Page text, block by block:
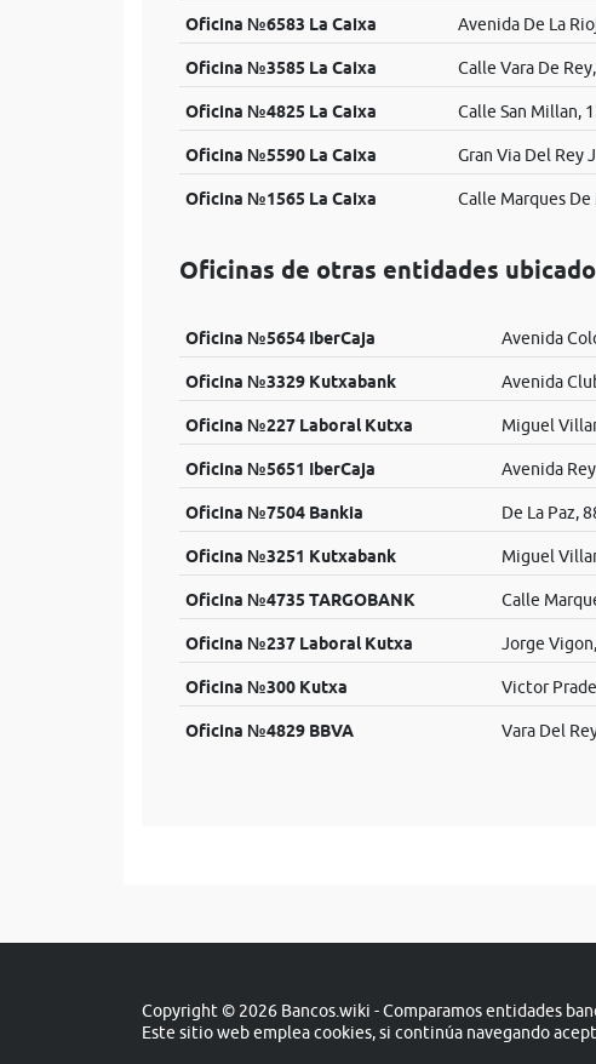
Oficina №6583 La Caixa Avenida De La
Oficina №3585 La Caixa Calle Vara De
Oficina №4825 La Caixa Calle San Millan,
Oficina №5590 La Caixa Gran Via Del Rey
Oficina №1565 La Caixa Calle Marques
Oficinas de otras entidades
Oficina №5654 IberCaja Avenida
Oficina №3329 Kutxabank Avenida
Oficina №227 Laboral Kutxa Miguel
Oficina №5651 IberCaja Avenida
Oficina №7504 Bankia De La Paz,
Oficina №3251 Kutxabank Miguel
Oficina №4735 TARGOBANK Calle
Oficina №237 Laboral Kutxa Jorge Vigon,
Oficina №300 Kutxa Victor
Oficina №4829 BBVA Vara Del
Copyright © 2026 Bancos.wiki - Comparamos entidades
Este sitio web emplea cookies, si continúa navegando